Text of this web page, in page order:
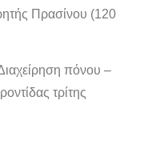
Πρασίνου (120
πόνου –
τρίτης